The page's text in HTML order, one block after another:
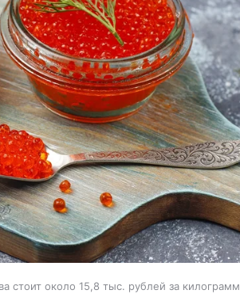
стоит около 15,8 тыс. рублей за килограмм